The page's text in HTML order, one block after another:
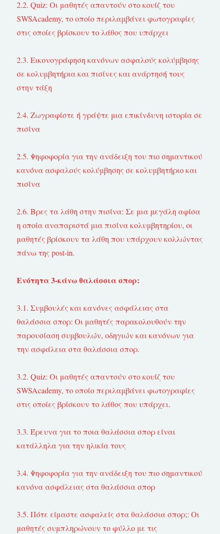
2.2. Quiz: Οι μαθητές απαντούν στο κουίζ του
SWSAcademy, το οποίο περιλαμβάνει φωτογραφίες
στις οποίες βρίσκουν το λάθος που υπάρχει
2.3. Εικονογράφηση κανόνων ασφαλούς κολύμβησης
σε κολυμβητήρια και πισίνες και ανάρτησή τους
στην τάξη
2.4. Ζωγραφίστε ή γράψτε μια επικίνδυνη ιστορία σε
πισίνα
2.5. Ψηφοφορία για την ανάδειξη του πιο σημαντικού
κανόνα ασφαλούς κολύμβησης σε κολυμβητήριο και
πισίνα
2.6. Βρες τα λάθη στην πισίνα: Σε μια μεγάλη αφίσα
η οποία αναπαριστά μια πισίνα κολυμβητηρίου, οι
μαθητές βρίσκουν τα λάθη που υπάρχουν κολλώντας
πάνω της post-in.
Ενότητα 3-κάνω θαλάσσια σπορ:
3.1. Συμβουλές και κανόνες ασφάλειας στα
θαλάσσια σπορ: Οι μαθητές παρακολουθούν την
παρουσίαση συμβουλών, οδηγιών και κανόνων για
την ασφάλεια στα θαλάσσια σπορ.
3.2. Quiz: Οι μαθητές απαντούν στο κουίζ του
SWSAcademy, το οποίο περιλαμβάνει φωτογραφίες
στις οποίες βρίσκουν το λάθος που υπάρχει.
3.3. Έρευνα για το ποια θαλάσσια σπορ είναι
κατάλληλα για την ηλικία τους
3.4. Ψηφοφορία για την ανάδειξη του πιο σημαντικού
κανόνα ασφάλειας στα θαλάσσια σπορ
3.5. Πότε είμαστε ασφαλείς στα θαλάσσια σπορ;: Οι
μαθητές συμπληρώνουν το φύλλο με τις